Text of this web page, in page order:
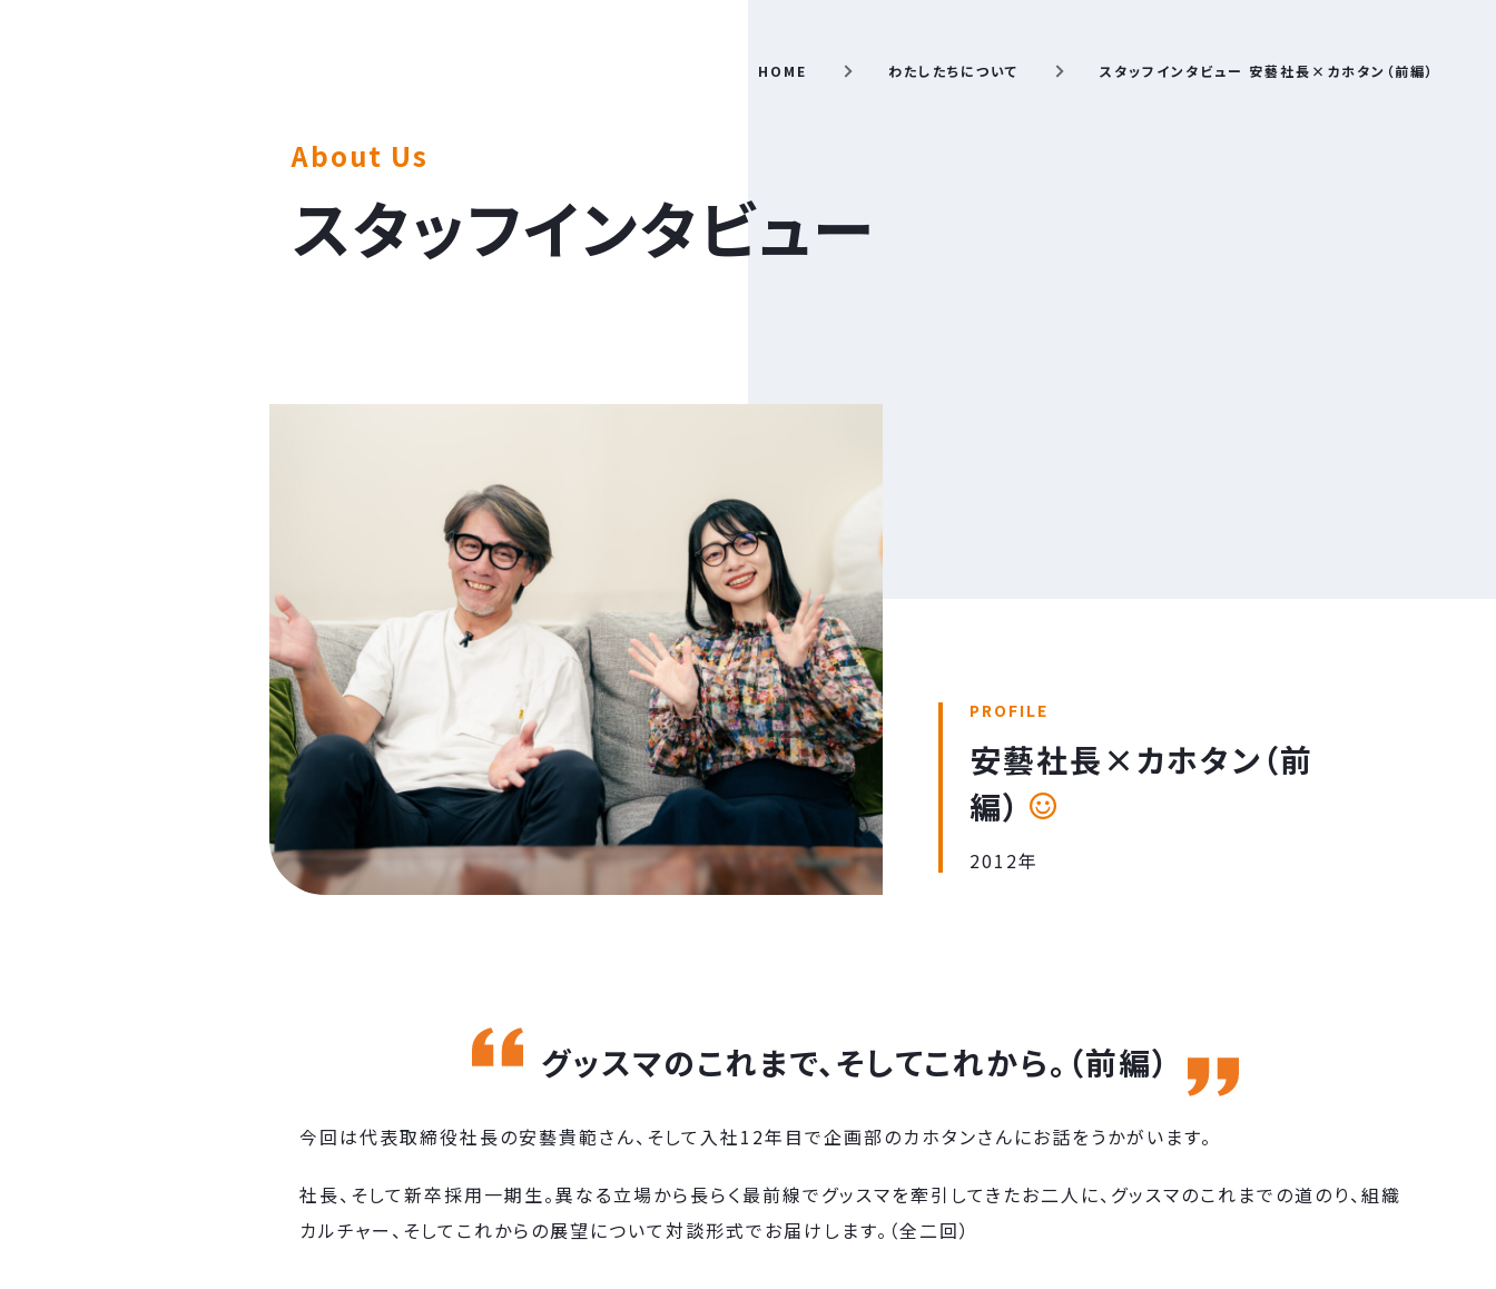
HOME わたしたちについて スタッフインタビュー 安藝社長×カホタン（前編）
About Us
スタッフインタビュー
PROFILE
安藝社長×カホタン（前
編）
2012年
グッスマのこれまで、そしてこれから。（前編）
今回は代表取締役社長の安藝貴範さん、そして入社12年目で企画部のカホタンさんにお話をうかがいます。
社長、そして新卒採用一期生。異なる立場から長らく最前線でグッスマを牽引してきたお二人に、グッスマのこれまでの道のり、組織
カルチャー、そしてこれからの展望について対談形式でお届けします。（全二回）